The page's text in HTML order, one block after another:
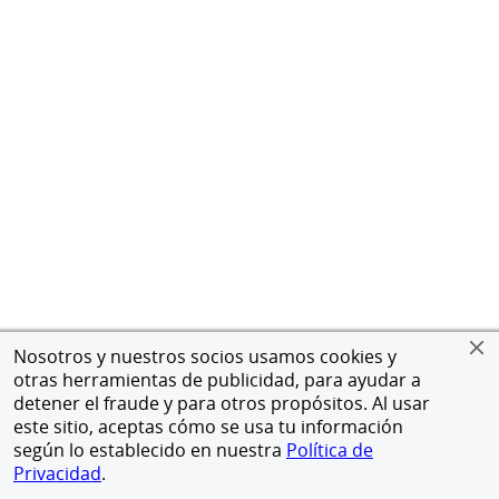
Nosotros y nuestros socios usamos cookies y
otras herramientas de publicidad, para ayudar a
detener el fraude y para otros propósitos. Al usar
este sitio, aceptas cómo se usa tu información
según lo establecido en nuestra Política de
Privacidad.